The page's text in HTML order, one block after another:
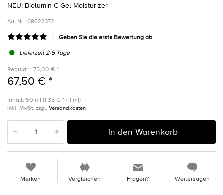
NEU! Biolumin C Gel Moisturizer
Art.-Nr.: 08022372
Geben Sie die erste Bewertung ab
Lieferzeit 2-5 Tage
Regulär: 75,00 € *
67,50 € *
Inhalt: 50 ml (1,35 € * / 1 ml)
inkl. MwSt. zzgl. Versandkosten
In den Warenkorb
Merken Vergleichen Fragen? Weitersagen